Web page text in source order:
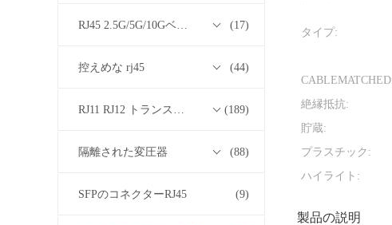
RJ45 2.5G/5G/10GベースTトランスフォーマーシリーズ (17)
控えめな rj45 (44)
RJ11 RJ12 トランスフォーマーシリーズなしの RJ45 (189)
隔離された変圧器 (88)
SFPのコネクターRJ45 (9)
タイプ:
絶縁抵抗:
貯蔵:
プラスチック:
ハイライト:
製品の説明